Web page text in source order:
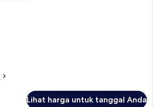
Lihat harga untuk tanggal Anda